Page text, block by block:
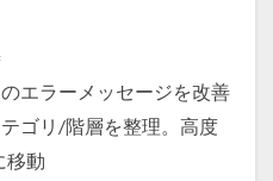
エラーメッセージを改善
ゴリ/階層を整理。高度
移動